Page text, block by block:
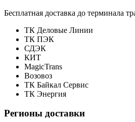
Бесплатная доставка до терминала
ТК Деловые Линии
ТК ПЭК
СДЭК
КИТ
MagicTrans
Возовоз
ТК Байкал Сервис
ТК Энергия
Регионы доставки